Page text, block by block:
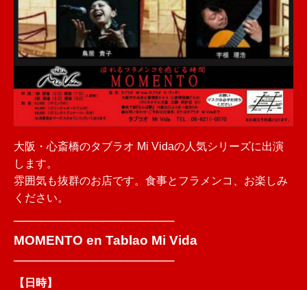
大阪・心斎橋のタブラオ Mi Vidaの人気シリーズに出演
します。
雰囲気も抜群のお店です。食事とフラメンコ、お楽しみ
ください。
──────────────────
MOMENTO en Tablao Mi Vida
──────────────────
【日時】